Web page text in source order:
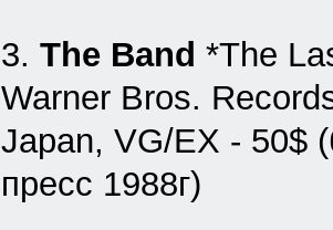
3. The Band *The
Warner Bros.
Japan, VG/EX - 50$
пресс 1988г)